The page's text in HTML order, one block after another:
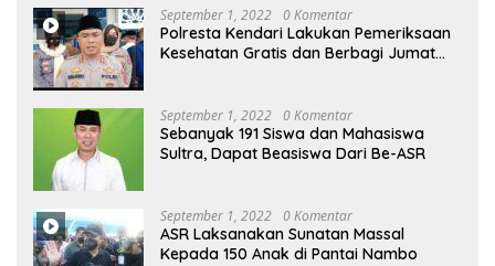
September 1, 2022 0 Komentar
Polresta Kendari Lakukan Pemeriksaan
Kesehatan Gratis dan Berbagi Jumat
September 1, 2022 0 Komentar
Sebanyak 191 Siswa dan Mahasiswa
Sultra, Dapat Beasiswa Dari Be-ASR
September 1, 2022 0 Komentar
ASR Laksanakan Sunatan Massal
Kepada 150 Anak di Pantai Nambo